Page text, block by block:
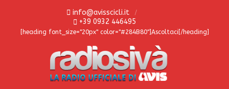
info@avisscicli.it
+39 0932 446495
[heading font_size="20px" color="#284B80"]Ascoltaci[/heading]